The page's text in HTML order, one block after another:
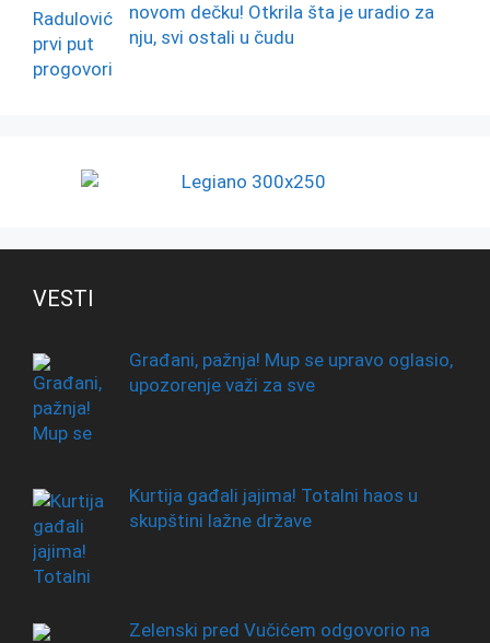
novom dečku! Otkrila šta je uradio za
nju, svi ostali u čudu
VESTI
Građani, pažnja! Mup se upravo oglasio,
upozorenje važi za sve
Kurtija gađali jajima! Totalni haos u
skupštini lažne države
Zelenski pred Vučićem odgovorio na